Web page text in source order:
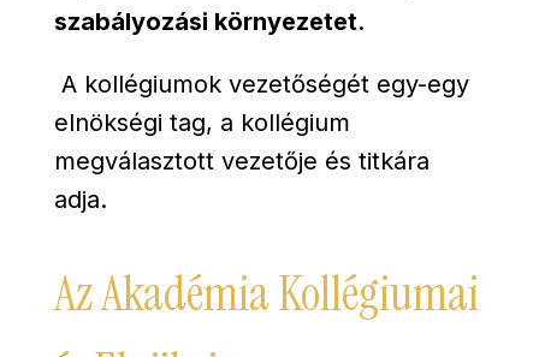
szabályozási környezetet.
A kollégiumok vezetőségét egy-egy
elnökségi tag, a kollégium
megválasztott vezetője és titkára
adja.
Az Akadémia Kollégiumai